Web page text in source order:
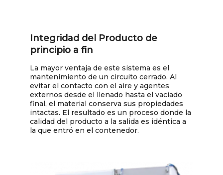
Integridad del Producto de
principio a fin
La mayor ventaja de este sistema es el
mantenimiento de un circuito cerrado. Al
evitar el contacto con el aire y agentes
externos desde el llenado hasta el vaciado
final, el material conserva sus propiedades
intactas. El resultado es un proceso donde la
calidad del producto a la salida es idéntica a
la que entró en el contenedor.